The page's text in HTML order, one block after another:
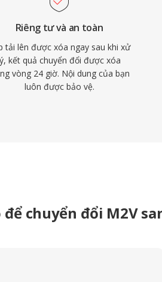
Riêng tư và an toàn
tải lên được xóa ngay sau khi xử
kết quả chuyển đổi được xóa
vòng 24 giờ. Nội dung của bạn
luôn được bảo vệ.
chuyển đổi M2V